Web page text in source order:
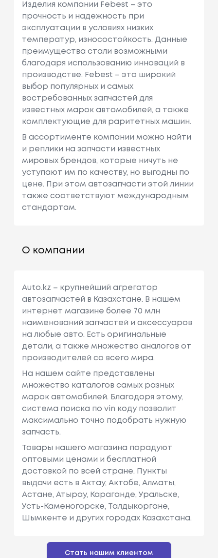
Изделия компании Febest – это
прочность и надежность при
эксплуатации в условиях низких
температур, износостойкость. Данные
преимущества стали возможными
благодаря использованию инноваций в
производстве. Febest – это широкий
выбор популярных и самых
востребованных запчастей для
известных марок автомобилей, а также
комплектующие для раритетных машин.
В ассортименте компании можно найти
и реплики на запчасти известных
мировых брендов, которые ничуть не
уступают им по качеству, но выгодны по
цене. При этом автозапчасти этой линии
также соответствуют международным
стандартам.
О компании
Auto.kz – крупнейший агрегатор
автозапчастей в Казахстане. В нашем
интернет магазине более 70 млн
наименований запчастей и аксессуаров
на любые авто. Есть оригинальные
детали, а также множество аналогов от
производителей со всего мира.
На нашем сайте представлены
множество каталогов самых разных
марок автомобилей. Благодоря этому,
система поиска по vin коду позволит
максимально точно подобрать нужную
запчасть.
Товары нашего магазина порадуют
оптовыми ценами и бесплатной
доставкой по всей стране. Пункты
выдачи есть в Актау, Актобе, Алматы,
Астане, Атырау, Караганде, Уральске,
Усть-Каменогорске, Талдыкоргане,
Шымкенте и других городах Казахстана.
Стать нашим клиентом